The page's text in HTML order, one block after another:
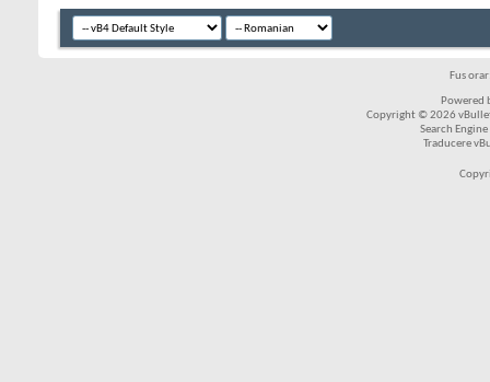
Fus
Powered
Copyright © 2026
Search
Traducere